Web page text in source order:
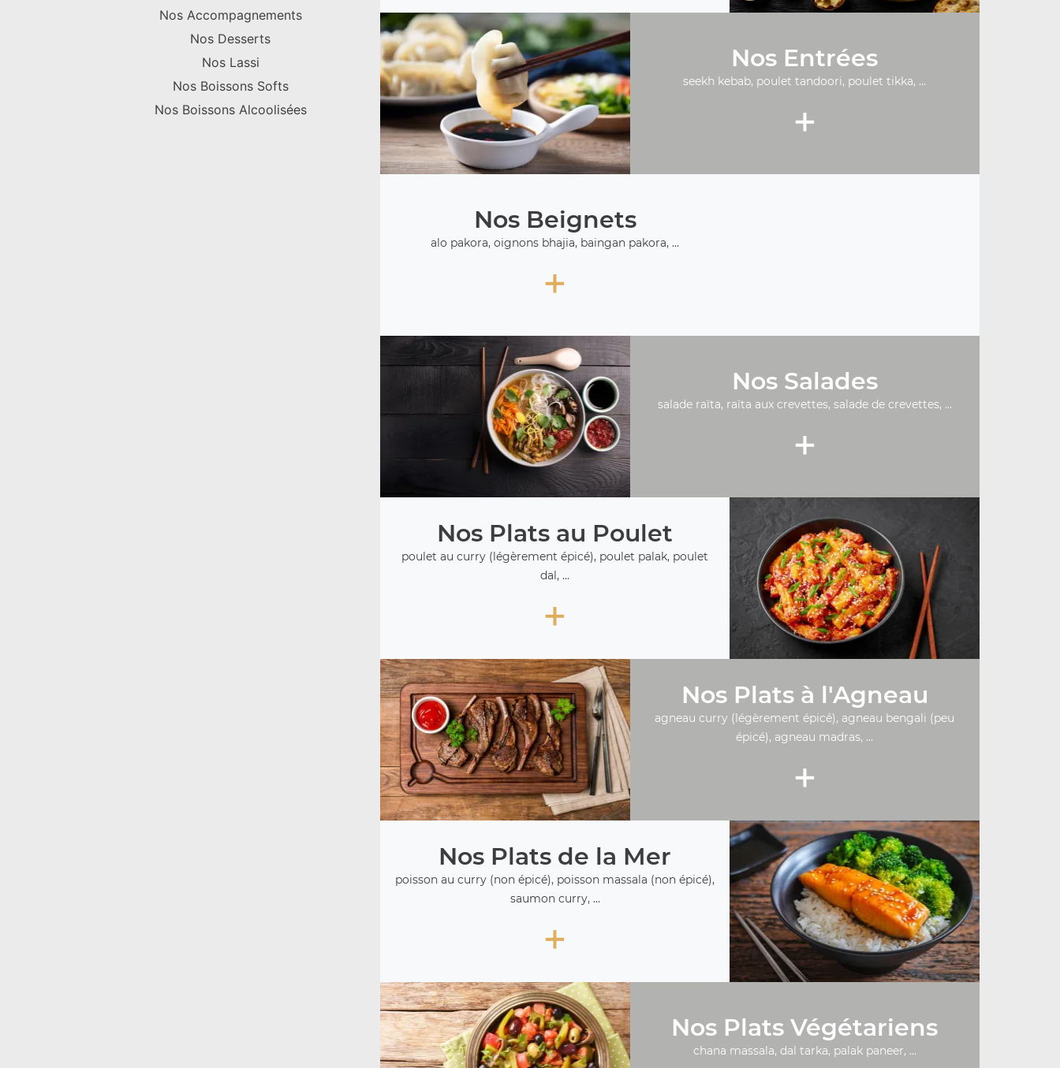
Nos Accompagnements
Nos Desserts
Nos Lassi
Nos Boissons Softs
Nos Boissons Alcoolisées
Nos Entrées
seekh kebab, poulet tandoori, poulet tikka, ...
+
Nos Beignets
alo pakora, oignons bhajia, baingan pakora, ...
+
Nos Salades
salade raïta, raïta aux crevettes, salade de crevettes, ...
+
Nos Plats au Poulet
poulet au curry (légèrement épicé), poulet palak, poulet
dal, ...
+
Nos Plats à l'Agneau
agneau curry (légèrement épicé), agneau bengali (peu
épicé), agneau madras, ...
+
Nos Plats de la Mer
poisson au curry (non épicé), poisson massala (non épicé),
saumon curry, ...
+
Nos Plats Végétariens
chana massala, dal tarka, palak paneer, ...